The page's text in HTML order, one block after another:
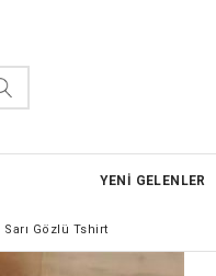
YENİ GELENLER
Sarı Gözlü Tshirt